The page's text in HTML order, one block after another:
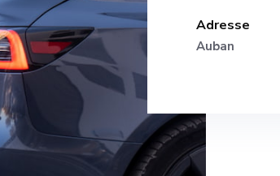
Adresse
Auban